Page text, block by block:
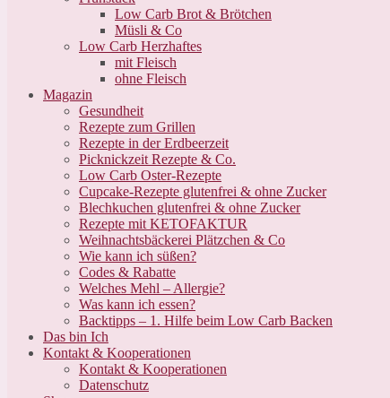
Low Carb Brot & Brötchen
Müsli & Co
Low Carb Herzhaftes
mit Fleisch
ohne Fleisch
Magazin
Gesundheit
Rezepte zum Grillen
Rezepte in der Erdbeerzeit
Picknickzeit Rezepte & Co.
Low Carb Oster-Rezepte
Cupcake-Rezepte glutenfrei & ohne Zucker
Blechkuchen glutenfrei & ohne Zucker
Rezepte mit KETOFAKTUR
Weihnachtsbäckerei Plätzchen & Co
Wie kann ich süßen?
Codes & Rabatte
Welches Mehl – Allergie?
Was kann ich essen?
Backtipps – 1. Hilfe beim Low Carb Backen
Das bin Ich
Kontakt & Kooperationen
Kontakt & Kooperationen
Datenschutz